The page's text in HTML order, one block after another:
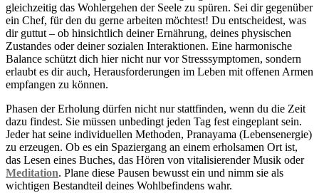
gleichzeitig das Wohlergehen der Seele zu spüren. Sei dir gegenüber
ein Chef, für den du gerne arbeiten möchtest! Du entscheidest, was
dir guttut – ob hinsichtlich deiner Ernährung, deines physischen
Zustandes oder deiner sozialen Interaktionen. Eine harmonische
Balance schützt dich hier nicht nur vor Stresssymptomen, sondern
erlaubt es dir auch, Herausforderungen im Leben mit offenen Armen
empfangen zu können.
Phasen der Erholung dürfen nicht nur stattfinden, wenn du die Zeit
dazu findest. Sie müssen unbedingt jeden Tag fest eingeplant sein.
Jeder hat seine individuellen Methoden, Pranayama (Lebensenergie)
zu erzeugen. Ob es ein Spaziergang an einem erholsamen Ort ist,
das Lesen eines Buches, das Hören von vitalisierender Musik oder
Meditation. Plane diese Pausen bewusst ein und nimm sie als
wichtigen Bestandteil deines Wohlbefindens wahr.